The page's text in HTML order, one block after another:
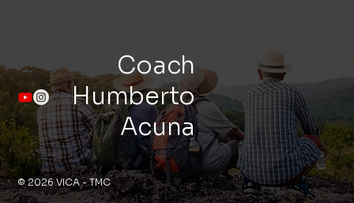
Coach
Humberto
Acuna
© 2026 VICA - TMC